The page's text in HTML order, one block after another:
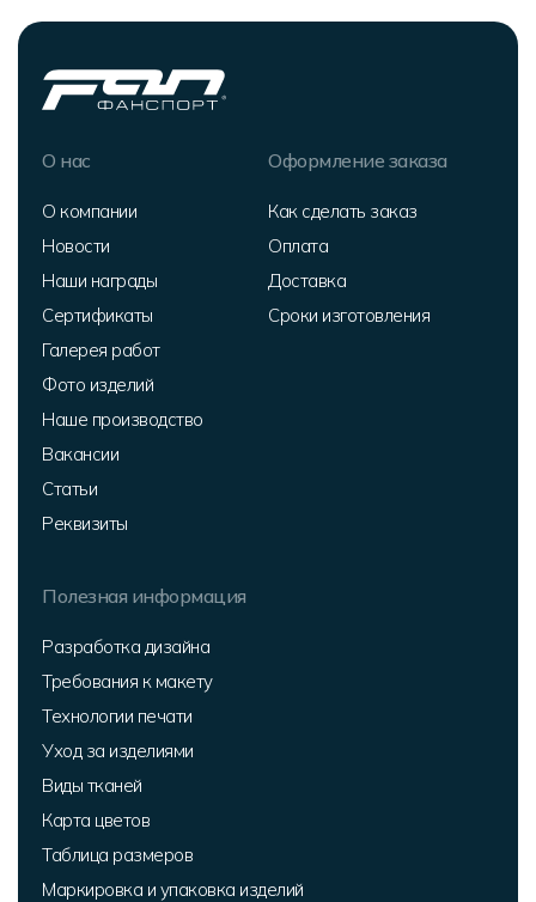
О нас
О компании
Новости
Наши награды
Сертификаты
Галерея работ
Фото изделий
Наше производство
Вакансии
Статьи
Реквизиты
Оформление заказа
Как сделать заказ
Оплата
Доставка
Сроки изготовления
Полезная информация
Разработка дизайна
Требования к макету
Технологии печати
Уход за изделиями
Виды тканей
Карта цветов
Таблица размеров
Маркировка и упаковка изделий